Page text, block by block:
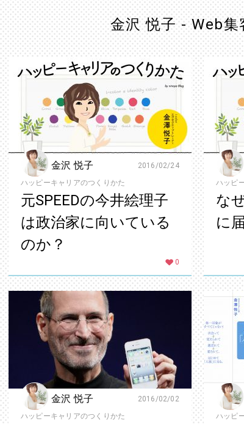
金沢 悦子 - Web
金沢 悦子
2016/02/24
ハッピーキャリアのつくりかた
元SPEEDの今井絵理子
は政治家に向いている
のか？
0
ハッピ
な
に
金沢 悦子
2016/02/02
ハッピーキャリアのつくりかた
ハッピ